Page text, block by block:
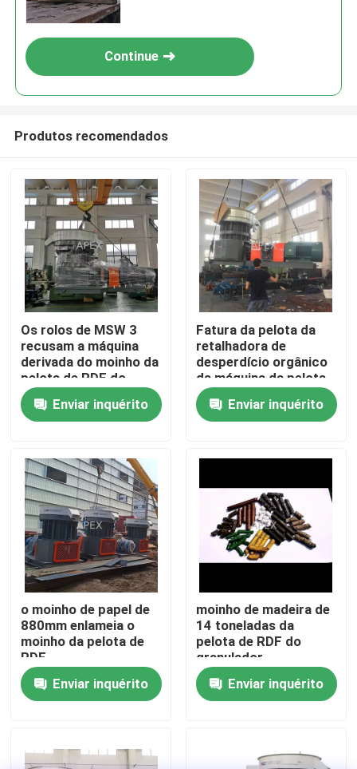
Casa
Produtos
Vídeos
Quem Somos
Fábrica
Controle de Qualidade
Fale Conosco
notícias
Pedir um orçamento
Continue
Produtos recomendados
Os rolos de MSW 3
recusam a máquina
derivada do moinho da
pelota de RDF do
combustível biológico
nenhum rolamento de
rolo.
Enviar inquérito
Fatura da pelota da
retalhadora de
desperdício orgânico
da máquina da pelota
de 4000MM SRF RDF
Enviar inquérito
o moinho de papel de
880mm enlameia o
moinho da pelota de
RDF
Enviar inquérito
moinho de madeira de
14 toneladas da
pelota de RDF do
granulador
Enviar inquérito